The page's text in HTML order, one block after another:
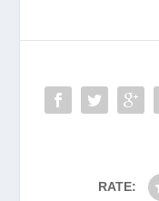
RATE: